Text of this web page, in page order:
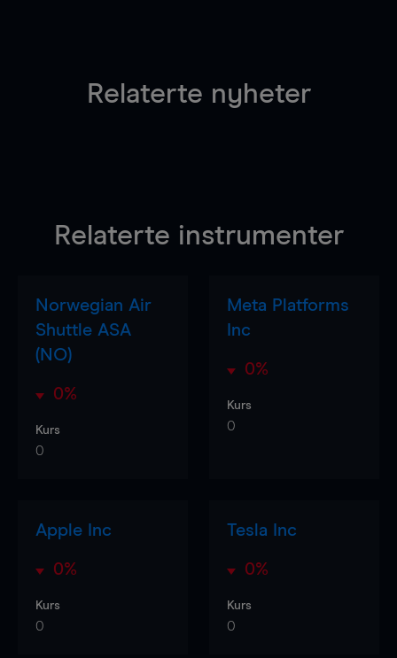
Relaterte nyheter
Relaterte instrumenter
Norwegian Air
Shuttle ASA
(NO)
0%
Kurs
0
Meta Platforms
Inc
0%
Kurs
0
Apple Inc
0%
Kurs
0
Tesla Inc
0%
Kurs
0